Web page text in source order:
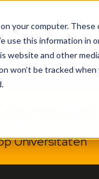
your computer.
use this information in
website and other
won’t be tracked
Universitäten